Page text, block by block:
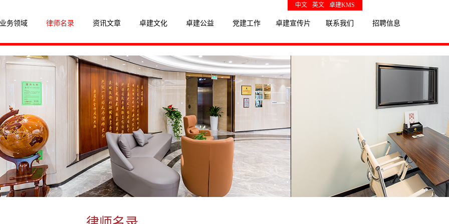
中文 英文 卓建KMS
务领域 律师名录 资讯文章 卓建文化 卓建公益 党建工作 卓建宣传片 联系我们 招聘信息